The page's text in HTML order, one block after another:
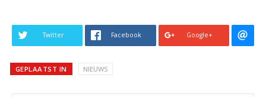
Twitter Facebook Google+
GEPLAATST IN NIEUWS